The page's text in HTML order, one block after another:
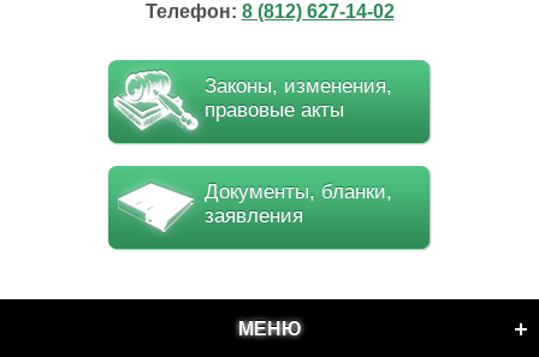
Телефон: 8 (812) 627-14-02
Законы, изменения,
правовые акты
Документы, бланки,
заявления
МЕНЮ